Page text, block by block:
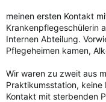
meinen ersten Kontakt
Krankenpflegeschülerin
Internen Abteilung.
Pflegeheimen kamen,
Wir waren zu zweit aus
Praktikumsstation, keine
Kontakt mit sterbenden